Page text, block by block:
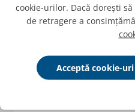
Ofertă
Afișați
cookie-urilor. Dacă dorești
de retragere a
Acceptă cookie-uri